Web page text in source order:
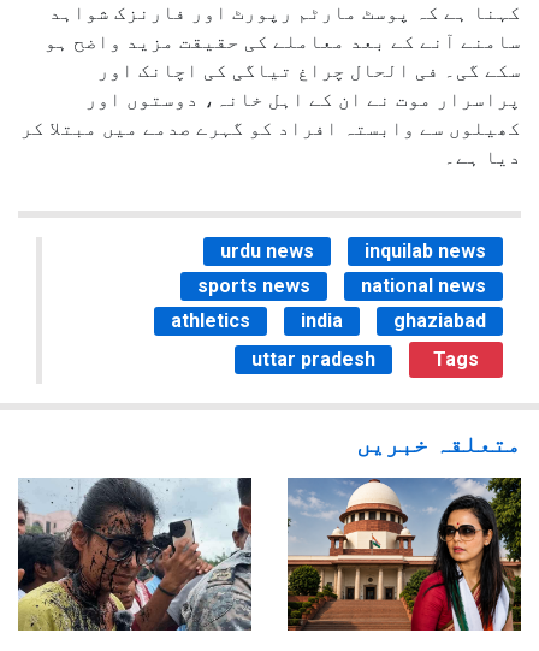
کہنا ہے کہ پوسٹ مارٹم رپورٹ اور فارنزک شواہد
سامنے آنے کے بعد معاملے کی حقیقت مزید واضح ہو
سکے گی۔ فی الحال چراغ تیاگی کی اچانک اور
پراسرار موت نے ان کے اہل خانہ، دوستوں اور
کھیلوں سے وابستہ افراد کو گہرے صدمے میں مبتلا کر
دیا ہے۔
urdu news
inquilab news
sports news
national news
athletics
india
ghaziabad
uttar pradesh
Tags
متعلقہ خبریں